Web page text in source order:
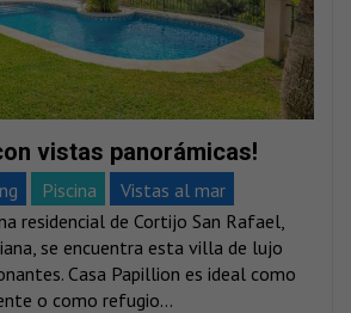
vistas panorámicas!
Piscina
Vistas al mar
residencial de Cortijo San Rafael,
se encuentra esta villa de lujo
Casa Papillion es ideal como
o como refugio...